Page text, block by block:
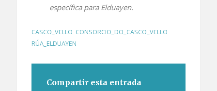
específica para Elduayen.
CASCO_VELLO CONSORCIO_DO_CASCO_VELLO
RÚA_ELDUAYEN
Compartir esta entrada